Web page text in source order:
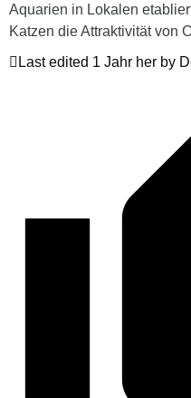
Aquarien in Lokalen
Katzen die Attraktivität von
Last edited 1 Jahr her by